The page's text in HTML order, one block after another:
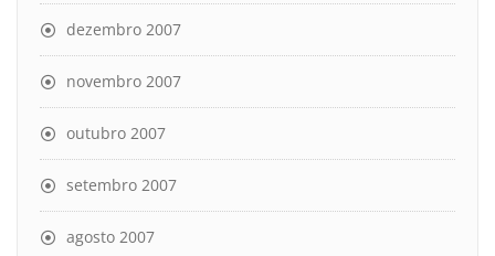
dezembro 2007
novembro 2007
outubro 2007
setembro 2007
agosto 2007